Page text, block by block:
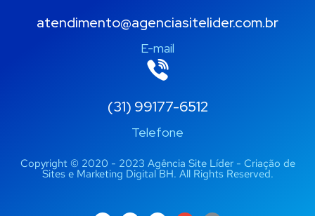
atendimento@agenciasitelider.com.br
E-mail
(31) 99177-6512
Telefone
Copyright © 2020 - 2023 Agência Site Líder - Criação de
Sites e Marketing Digital BH. All Rights Reserved.